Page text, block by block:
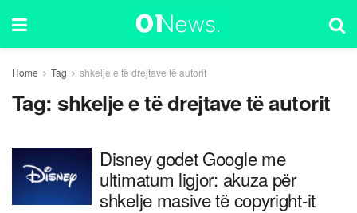
Home Tag shkelje e të drejtave të autorit
Tag: shkelje e të drejtave të autorit
Disney godet Google me
ultimatum ligjor: akuza për
shkelje masive të copyright-it